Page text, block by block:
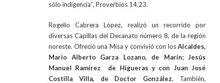
sólo indigencia”, Proverbios 14,23.
Rogelio Cabrera López, realizó un recorrido por
diversas Capillas del Decanato número 8, de la región
noreste. Ofreció una Misa y convivió con losAlcaldes,
Mario Alberto Garza Lozano, de Marín; Jesús
Manuel Ramírez de Higueras y con Juan José
Costilla Villa, de Doctor González. También,